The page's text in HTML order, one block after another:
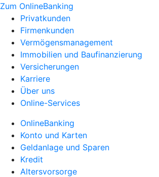
Zum OnlineBanking
Privatkunden
Firmenkunden
Vermögensmanagement
Immobilien und Baufinanzierung
Versicherungen
Karriere
Über uns
Online-Services
OnlineBanking
Konto und Karten
Geldanlage und Sparen
Kredit
Altersvorsorge